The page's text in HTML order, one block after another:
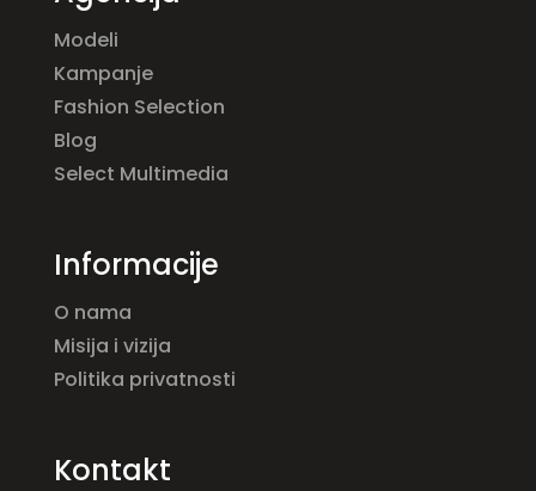
Modeli
Kampanje
Fashion Selection
Blog
Select Multimedia
Informacije
O nama
Misija i vizija
Politika privatnosti
Kontakt